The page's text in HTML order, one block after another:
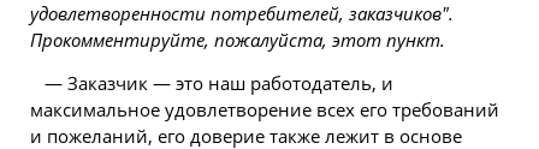
удовлетворенности потребителей, заказчиков".
Прокомментируйте, пожалуйста, этот пункт.
— Заказчик — это наш работодатель, и
максимальное удовлетворение всех его требований
и пожеланий, его доверие также лежит в основе